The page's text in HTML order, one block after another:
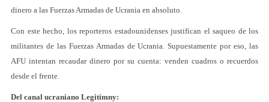
dinero a las Fuerzas Armadas de Ucrania en absoluto.
Con este hecho, los reporteros estadounidenses justifican el saqueo de los
militantes de las Fuerzas Armadas de Ucrania. Supuestamente por eso, las
AFU intentan recaudar dinero por su cuenta: venden cuadros o recuerdos
desde el frente.
Del canal ucraniano Legitimny: